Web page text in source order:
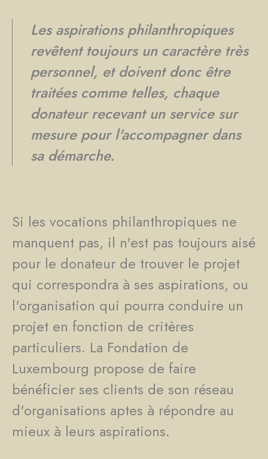
Les aspirations philanthropiques
revêtent toujours un caractère très
personnel, et doivent donc être
traitées comme telles, chaque
donateur recevant un service sur
mesure pour l'accompagner dans
sa démarche.
Si les vocations philanthropiques ne
manquent pas, il n'est pas toujours aisé
pour le donateur de trouver le projet
qui correspondra à ses aspirations, ou
l'organisation qui pourra conduire un
projet en fonction de critères
particuliers. La Fondation de
Luxembourg propose de faire
bénéficier ses clients de son réseau
d'organisations aptes à répondre au
mieux à leurs aspirations.